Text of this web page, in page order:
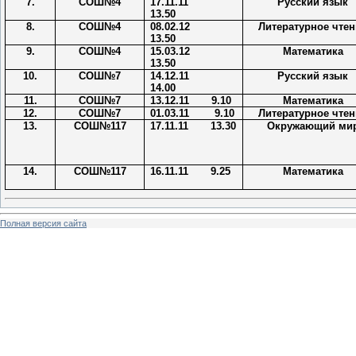
13.50
8. СОШ№4
08.02.12
13.50
Литературное
9. СОШ№4
15.03.12
13.50
Математика
10. СОШ№7
14.12.11
14.00
Русский язык
11. СОШ№7 13.12.11 9.10
Математика
12.
СОШ№7 01.03.11 9.10
Литературное
13.
СОШ№117 17.11.11 13.30 Окружающий
14. СОШ№117 16.11.11 9.25 Математика
Полная версия сайта